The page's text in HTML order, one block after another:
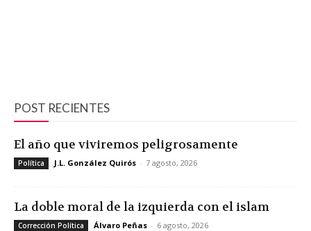
POST RECIENTES
El año que viviremos peligrosamente
Política J.L. González Quirós - 7 agosto, 2026
La doble moral de la izquierda con el islam
Corrección Política Álvaro Peñas - 6 agosto, 2026